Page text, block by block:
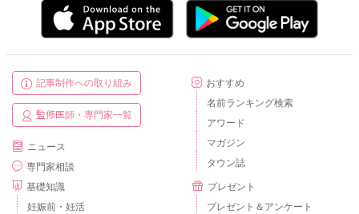
記事制作への取り組み
監修医師・専門家一覧
ニュース
専門家相談
基礎知識
妊娠前・妊活
おすすめ
名前ランキング検索
アワード
マガジン
タウン誌
プレゼント
プレゼント＆アンケート